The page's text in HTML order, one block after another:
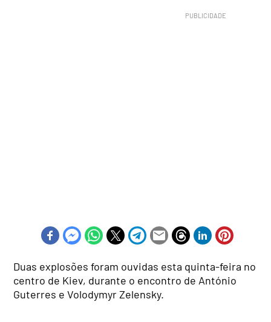
Duas explosões foram ouvidas esta quinta-feira no
centro de Kiev, durante o encontro de António
Guterres e Volodymyr Zelensky.